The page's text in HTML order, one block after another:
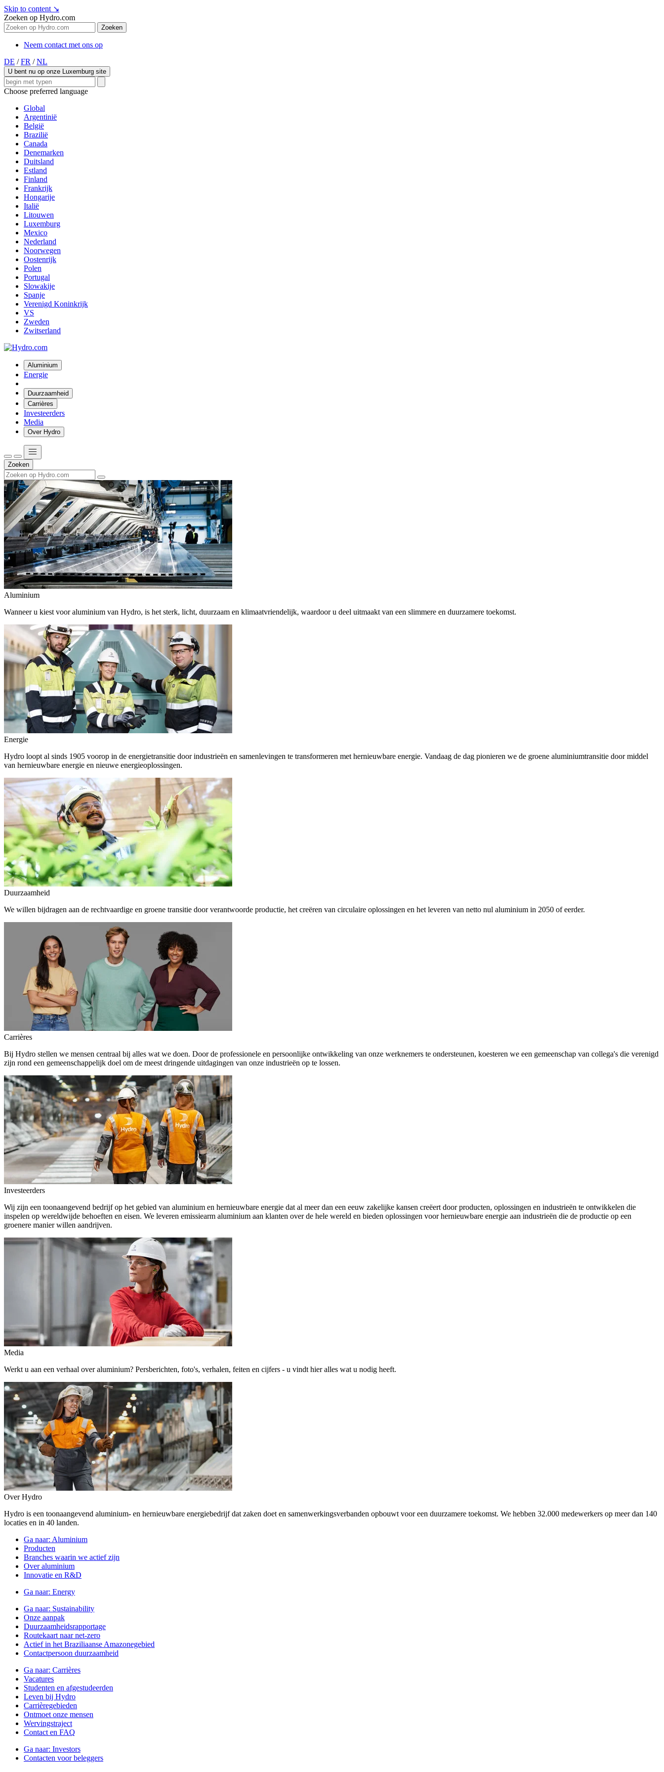
Skip to content ↘
Zoeken op Hydro.com
Zoeken
Neem contact met ons op
DE / FR / NL
U bent nu op onze Luxemburg site
Choose preferred language
Global
Argentinië
België
Brazilië
Canada
Denemarken
Duitsland
Estland
Finland
Frankrijk
Hongarije
Italië
Litouwen
Luxemburg
Mexico
Nederland
Noorwegen
Oostenrijk
Polen
Portugal
Slowakije
Spanje
Verenigd Koninkrijk
VS
Zweden
Zwitserland
Aluminium
Energie
Duurzaamheid
Carrières
Investeerders
Media
Over Hydro
Zoeken
Aluminium
Wanneer u kiest voor aluminium van Hydro, is het sterk, licht, duurzaam en klimaatvriendelijk, waardoor u deel uitmaakt van een slimmere en duurzamere toekomst.
Energie
Hydro loopt al sinds 1905 voorop in de energietransitie door industrieën en samenlevingen te transformeren met hernieuwbare energie. Vandaag de dag pionieren we de groene aluminiumtransitie door middel
van hernieuwbare energie en nieuwe energieoplossingen.
Duurzaamheid
We willen bijdragen aan de rechtvaardige en groene transitie door verantwoorde productie, het creëren van circulaire oplossingen en het leveren van netto nul aluminium in 2050 of eerder.
Carrières
Bij Hydro stellen we mensen centraal bij alles wat we doen. Door de professionele en persoonlijke ontwikkeling van onze werknemers te ondersteunen, koesteren we een gemeenschap van collega's die verenigd
zijn rond een gemeenschappelijk doel om de meest dringende uitdagingen van onze industrieën op te lossen.
Investeerders
Wij zijn een toonaangevend bedrijf op het gebied van aluminium en hernieuwbare energie dat al meer dan een eeuw zakelijke kansen creëert door producten, oplossingen en industrieën te ontwikkelen die
inspelen op wereldwijde behoeften en eisen. We leveren emissiearm aluminium aan klanten over de hele wereld en bieden oplossingen voor hernieuwbare energie aan industrieën die de productie op een
groenere manier willen aandrijven.
Media
Werkt u aan een verhaal over aluminium? Persberichten, foto's, verhalen, feiten en cijfers - u vindt hier alles wat u nodig heeft.
Over Hydro
Hydro is een toonaangevend aluminium- en hernieuwbare energiebedrijf dat zaken doet en samenwerkingsverbanden opbouwt voor een duurzamere toekomst. We hebben 32.000 medewerkers op meer dan 140
locaties en in 40 landen.
Ga naar: Aluminium
Producten
Branches waarin we actief zijn
Over aluminium
Innovatie en R&D
Ga naar: Energy
Ga naar: Sustainability
Onze aanpak
Duurzaamheidsrapportage
Routekaart naar net-zero
Actief in het Braziliaanse Amazonegebied
Contactpersoon duurzaamheid
Ga naar: Carrières
Vacatures
Studenten en afgestudeerden
Leven bij Hydro
Carrièregebieden
Ontmoet onze mensen
Wervingstraject
Contact en FAQ
Ga naar: Investors
Contacten voor beleggers